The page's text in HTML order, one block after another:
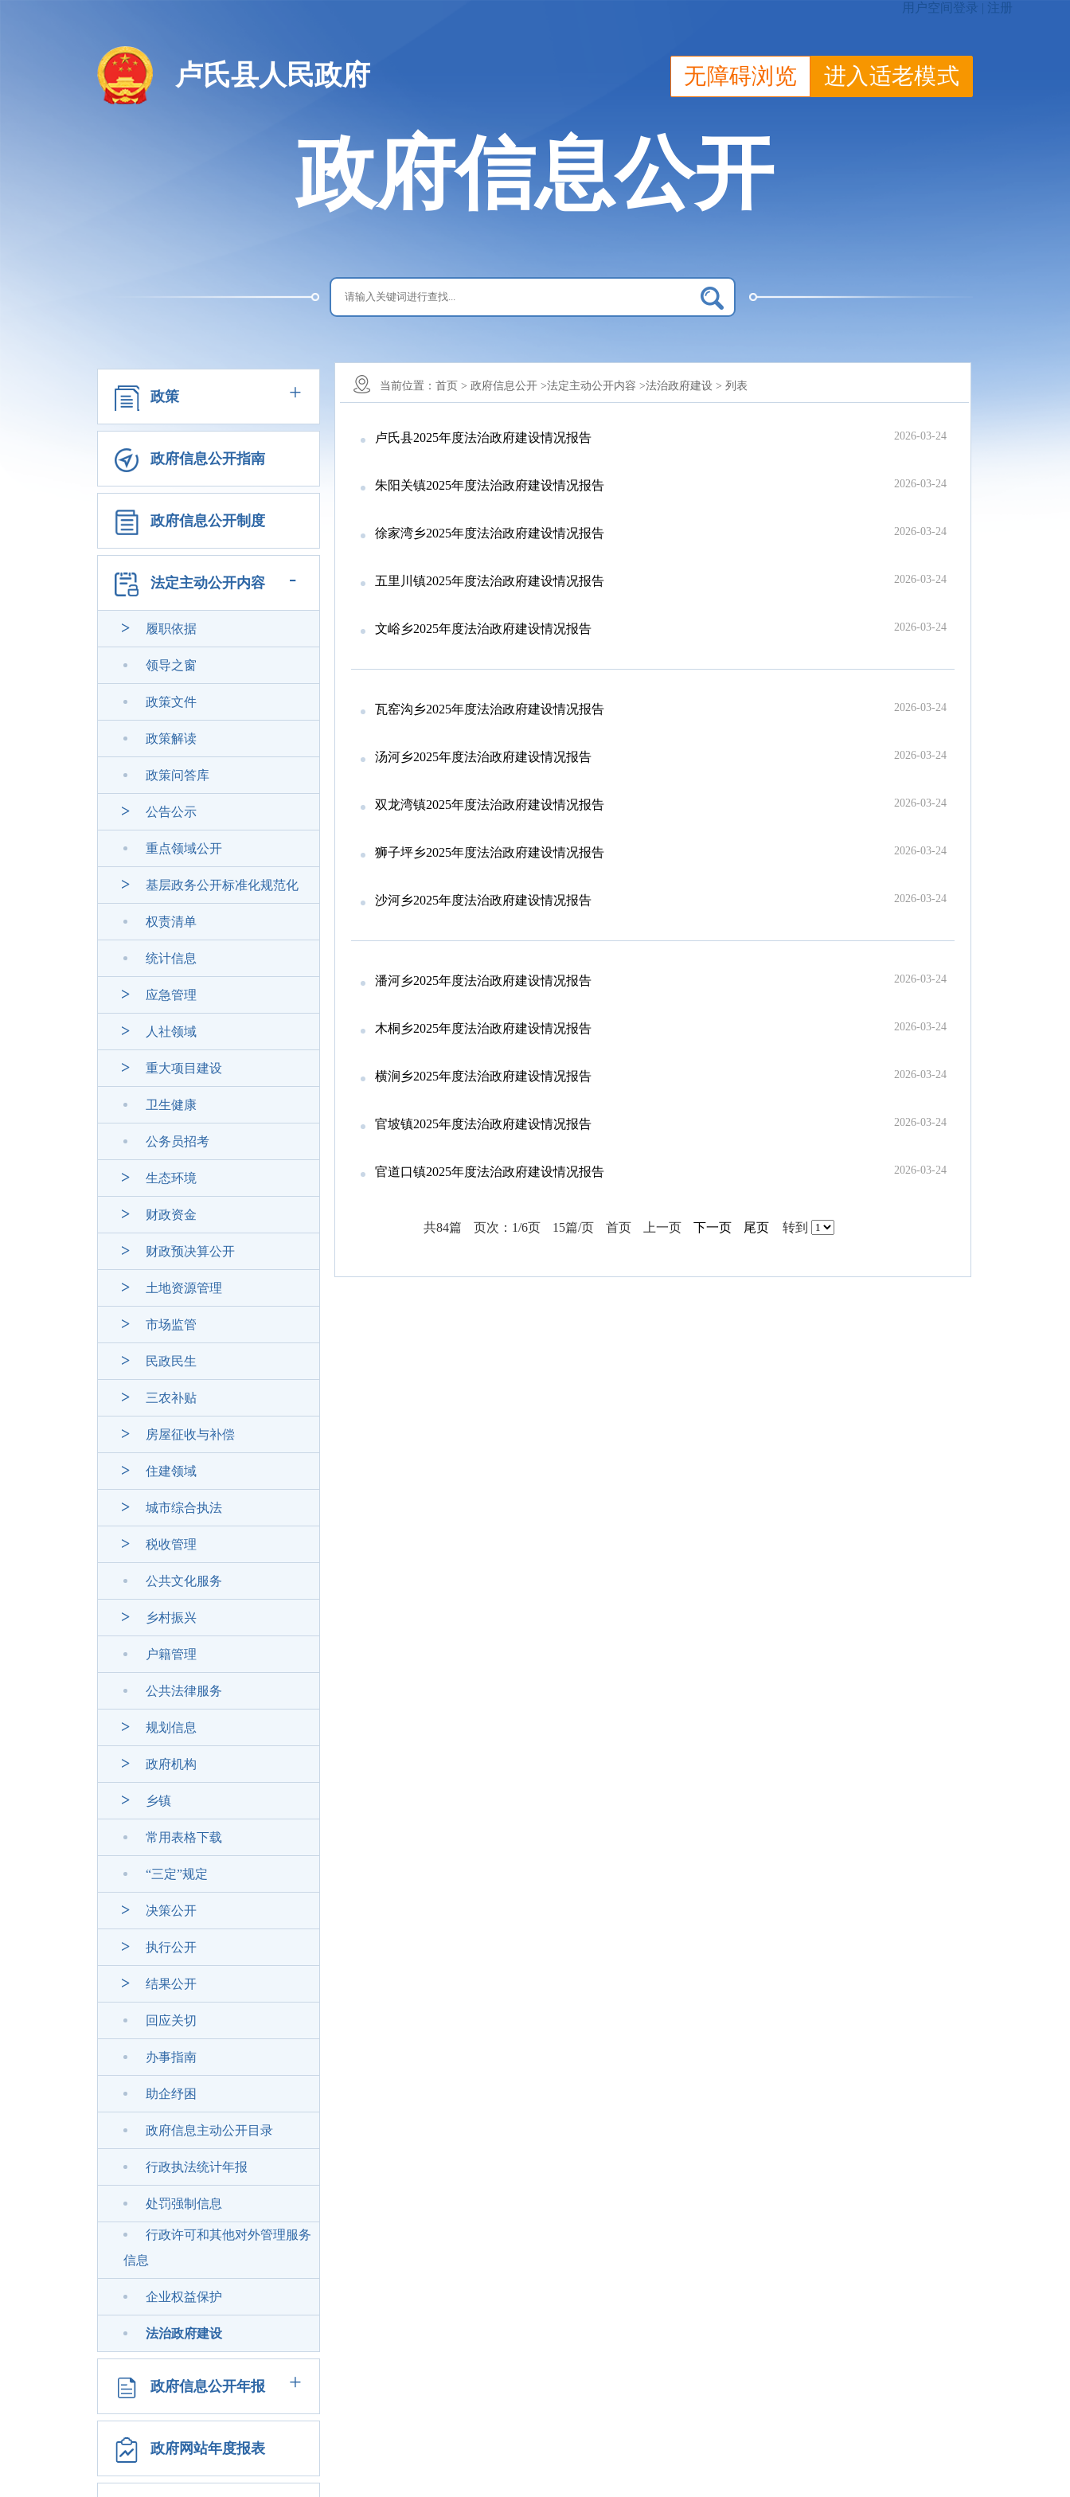
卢氏县人民政府 无障碍浏览 进入适老模式
政府信息公开
政策 +
政府信息公开指南
政府信息公开制度
法定主动公开内容 -
履职依据
领导之窗
政策文件
政策解读
政策问答库
公告公示
重点领域公开
基层政务公开标准化规范化
权责清单
统计信息
应急管理
人社领域
重大项目建设
卫生健康
公务员招考
生态环境
财政资金
财政预决算公开
土地资源管理
市场监管
民政民生
三农补贴
房屋征收与补偿
住建领域
城市综合执法
税收管理
公共文化服务
乡村振兴
户籍管理
公共法律服务
规划信息
政府机构
乡镇
常用表格下载
“三定”规定
决策公开
执行公开
结果公开
回应关切
办事指南
助企纾困
政府信息主动公开目录
行政执法统计年报
处罚强制信息
行政许可和其他对外管理服务
信息
企业权益保护
法治政府建设
政府信息公开年报 +
政府网站年度报表
当前位置： 首页 > 政府信息公开 >法定主动公开内容 >法治政府建设 > 列表
卢氏县2025年度法治政府建设情况报告 2026-03-24
朱阳关镇2025年度法治政府建设情况报告 2026-03-24
徐家湾乡2025年度法治政府建设情况报告 2026-03-24
五里川镇2025年度法治政府建设情况报告 2026-03-24
文峪乡2025年度法治政府建设情况报告 2026-03-24
瓦窑沟乡2025年度法治政府建设情况报告 2026-03-24
汤河乡2025年度法治政府建设情况报告 2026-03-24
双龙湾镇2025年度法治政府建设情况报告 2026-03-24
狮子坪乡2025年度法治政府建设情况报告 2026-03-24
沙河乡2025年度法治政府建设情况报告 2026-03-24
潘河乡2025年度法治政府建设情况报告 2026-03-24
木桐乡2025年度法治政府建设情况报告 2026-03-24
横涧乡2025年度法治政府建设情况报告 2026-03-24
官坡镇2025年度法治政府建设情况报告 2026-03-24
官道口镇2025年度法治政府建设情况报告 2026-03-24
共84篇 页次：1/6页 15篇/页 首页 上一页 下一页 尾页 转到